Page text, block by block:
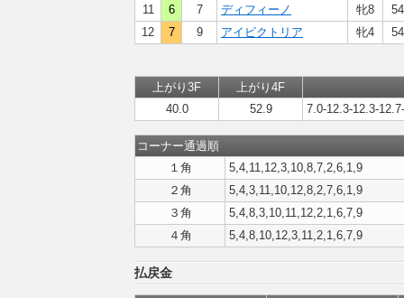
11
6 7 ディフィーノ 牝8
12
7 9 アイビクトリア 牝4
上がり3F
上がり4F
40.0
52.9 7.0-12.3-12.3-
コーナー通過順
１角
5,4,11,12,3,10,8,7,2,6,1,9
２角
5,4,3,11,10,12,8,2,7,6,1,9
３角
5,4,8,3,10,11,12,2,1,6,7,9
４角
5,4,8,10,12,3,11,2,1,6,7,9
払戻金